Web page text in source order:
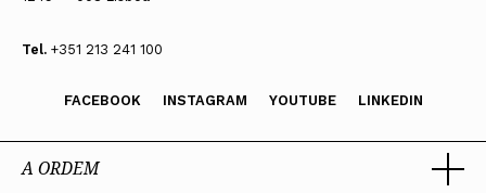
Tel. +351 213 241 100
FACEBOOK INSTAGRAM YOUTUBE LINKEDIN
A ORDEM